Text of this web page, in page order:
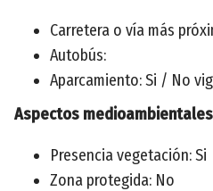
Carretera o vía más
Autobús:
Aparcamiento: Si / No
Aspectos
Presencia vegetación: Si
Zona protegida: No